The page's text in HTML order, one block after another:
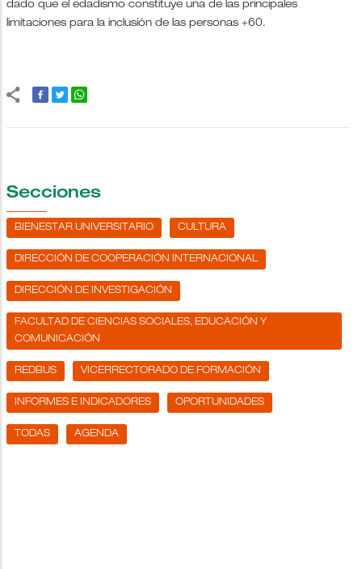
dado que el edadismo constituye una de las principales
limitaciones para la inclusión de las personas +60.
Secciones
BIENESTAR UNIVERSITARIO CULTURA
DIRECCIÓN DE COOPERACIÓN INTERNACIONAL
DIRECCIÓN DE INVESTIGACIÓN
FACULTAD DE CIENCIAS SOCIALES, EDUCACIÓN Y
COMUNICACIÓN
REDBUS VICERRECTORADO DE FORMACIÓN
INFORMES E INDICADORES OPORTUNIDADES
TODAS AGENDA